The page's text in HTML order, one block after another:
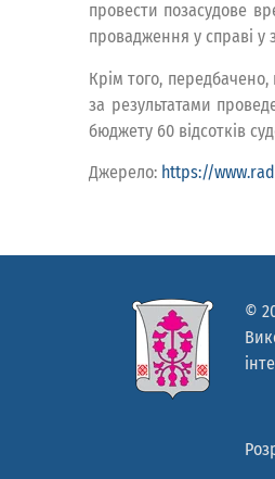
провести позасудове
провадження у справі у
Крім того,
за результатами
бюджету 60 відсотків
Джерело: https://
©